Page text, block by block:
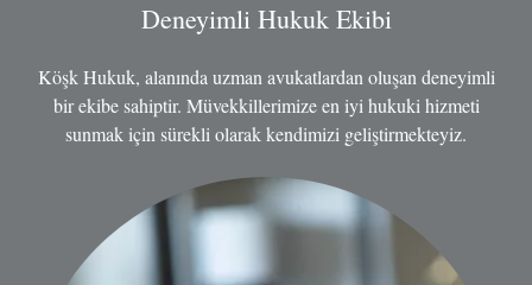
Deneyimli Hukuk Ekibi
Köşk Hukuk, alanında uzman avukatlardan oluşan deneyimli
bir ekibe sahiptir. Müvekkillerimize en iyi hukuki hizmeti
sunmak için sürekli olarak kendimizi geliştirmekteyiz.